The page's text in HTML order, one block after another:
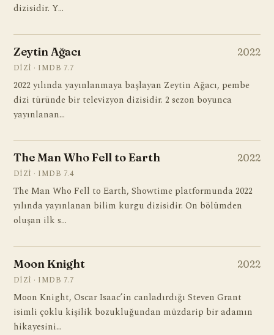
dizisidir. Y…
Zeytin Ağacı 2022
DIZI · IMDB 7.7
2022 yılında yayınlanmaya başlayan Zeytin Ağacı, pembe
dizi türünde bir televizyon dizisidir. 2 sezon boyunca
yayınlanan…
The Man Who Fell to Earth 2022
DIZI · IMDB 7.4
The Man Who Fell to Earth, Showtime platformunda 2022
yılında yayınlanan bilim kurgu dizisidir. On bölümden
oluşan ilk s…
Moon Knight 2022
DIZI · IMDB 7.7
Moon Knight, Oscar Isaac’in canladırdığı Steven Grant
isimli çoklu kişilik bozukluğundan müzdarip bir adamın
hikayesini…